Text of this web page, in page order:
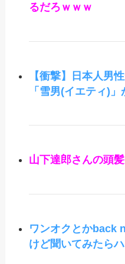
るだろｗｗｗ
【衝撃】日本人男
「雪男(イエティ)
山下達郎さんの頭
ワンオクとかback
けど聞いてみたら